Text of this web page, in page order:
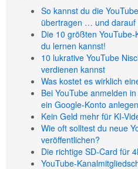
So kannst du die
übertragen … und darauf
Die 10 größten
du lernen kannst!
10 lukrative YouTube
verdienen kannst
Was kostet es wirklich
Bei YouTube anmelden
ein Google-Konto anlegen
Kein Geld mehr für KI-
Wie oft solltest du neue
veröffentlichen?
Die richtige SD-Card für
YouTube-